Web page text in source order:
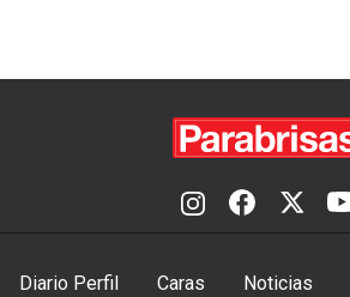
Diario Perfil Caras Noticias